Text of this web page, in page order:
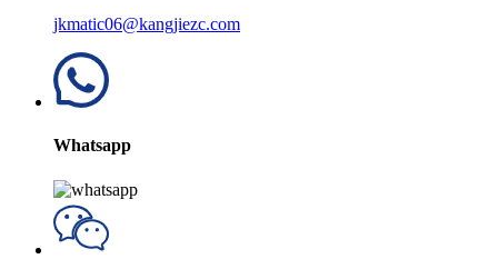
jkmatic06@kangjiezc.com
Whatsapp